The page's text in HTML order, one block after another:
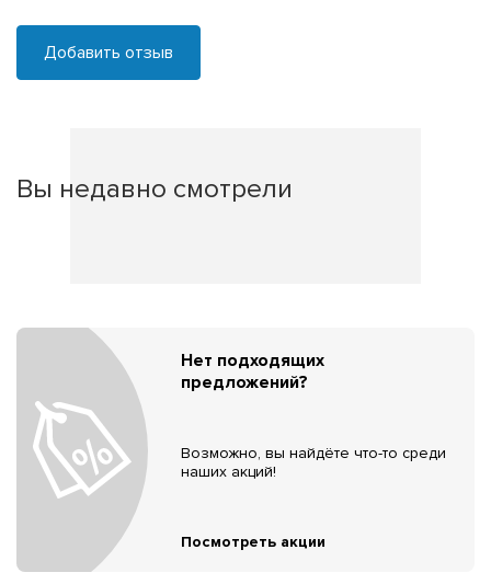
Добавить отзыв
Вы недавно смотрели
Нет подходящих
предложений?
Возможно, вы найдёте что-то среди
наших акций!
Посмотреть акции